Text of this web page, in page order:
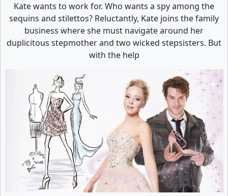
Kate wants to work for. Who wants a spy among the
sequins and stilettos? Reluctantly, Kate joins the family
business where she must navigate around her
duplicitous stepmother and two wicked stepsisters. But
with the help